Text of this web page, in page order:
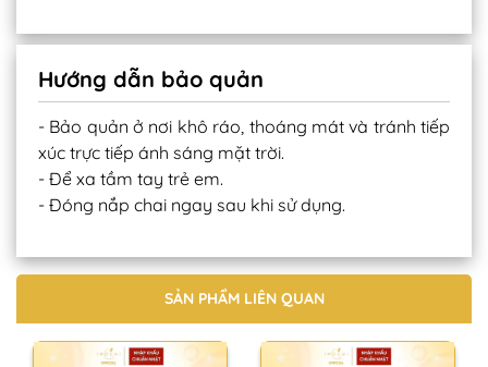
Hướng dẫn bảo quản
- Bảo quản ở nơi khô ráo, thoáng mát và tránh tiếp
xúc trực tiếp ánh sáng mặt trời.
- Để xa tầm tay trẻ em.
- Đóng nắp chai ngay sau khi sử dụng.
SẢN PHẨM LIÊN QUAN